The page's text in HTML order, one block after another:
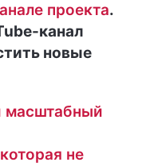
проекта.
канал
новые
масштабный
не